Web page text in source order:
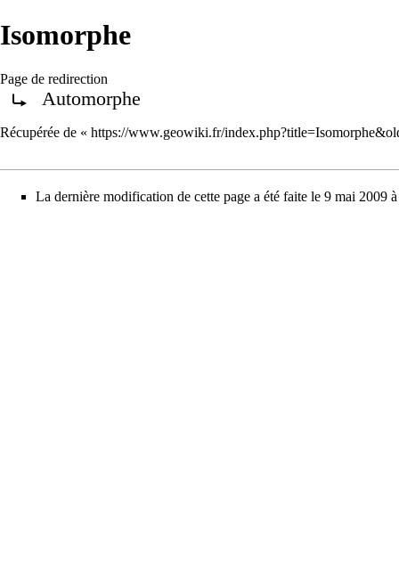
Isomorphe
Page de redirection
Rediriger vers :
Automorphe
Récupérée de « https://www.geowiki.fr/
La dernière modification de cette page a été faite le 9 mai 2009